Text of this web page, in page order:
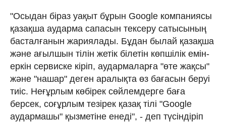
"Осыдан бiраз уақыт бұрын Google компаниясы
қазақша аударма сапасын тексеру сатысының
басталғанын жариялады. Бұдан былай қазақша
және ағылшын тiлiн жетiк бiлетiн көпшiлiк емiн-
еркiн сервиске кiрiп, аудармаларға "өте жақсы"
және "нашар" деген аралықта өз бағасын беруi
тиiс. Неғұрлым көбiрек сөйлемдерге баға
берсек, соғұрлым тезірек қазақ тiлi "Google
аудармашы" қызметiне енедi", - деп түсiндiрiп